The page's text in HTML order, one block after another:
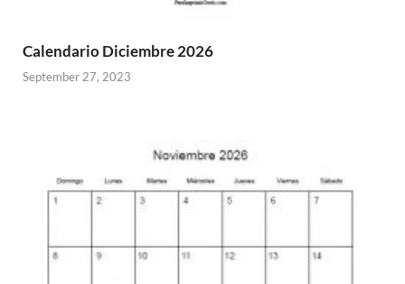
Calendario Diciembre 2026
September 27, 2023